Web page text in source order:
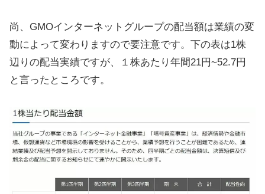
尚、GMOインターネットグループの配当額は業績の変
動によって変わりますので要注意です。下の表は1株
辺りの配当実績ですが、１株あたり年間21円~52.7円
と言ったところです。